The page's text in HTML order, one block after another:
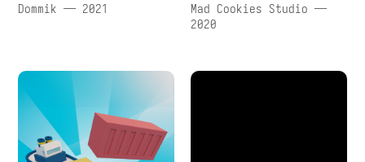
Dommik — 2021
Mad Cookies Studio —
2020